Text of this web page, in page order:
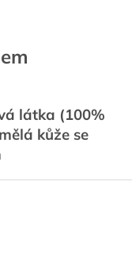
látka (100%
kůže se